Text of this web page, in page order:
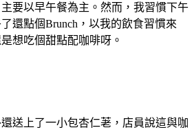
要以早午餐為主。然而，我習慣下午
還點個Brunch，以我的飲食習慣來
想吃個甜點配咖啡呀。
送上了一小包杏仁荖，店員說這與咖